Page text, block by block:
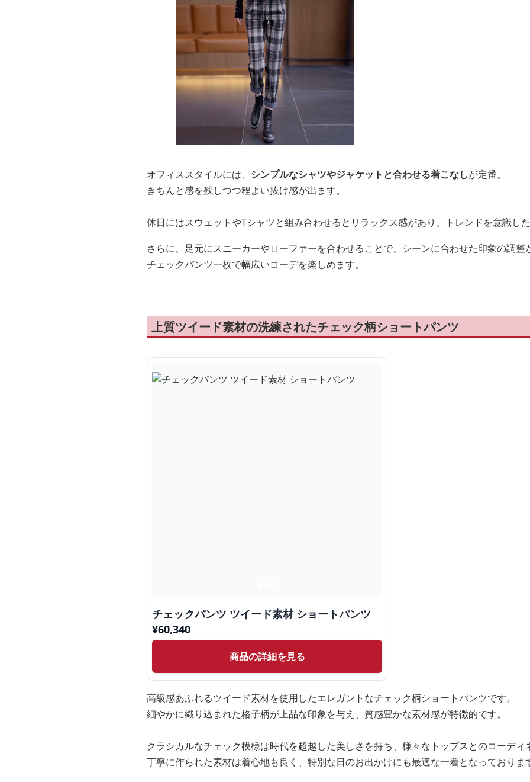
オフィススタイルには、 シンプルなシャツやジャケットと合わせる着こなしが定番。
きちんと感を残しつつ程よい抜け感が出ます。
休日にはスウェットやTシャツと組み合わせるとリラックス感があり、トレンドを意識し
さらに、足元にスニーカーやローファーを合わせることで、シーンに合わせた印象の調整
チェックパンツ一枚で幅広いコーデを楽しめます。
上質ツイード素材の洗練されたチェック柄ショートパンツ
チェックパンツ ツイード素材 ショートパンツ
¥60,340
商品の詳細を見る
高級感あふれるツイード素材を使用したエレガントなチェック柄ショートパンツです。
細やかに織り込まれた格子柄が上品な印象を与え、質感豊かな素材感が特徴的です。
クラシカルなチェック模様は時代を超越した美しさを持ち、様々なトップスとのコーディ
丁寧に作られた素材は着心地も良く、特別な日のお出かけにも最適な一着となっておりま